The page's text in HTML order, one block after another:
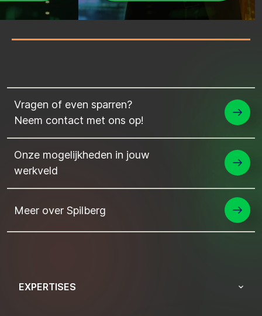
Vragen of even sparren?
Neem contact met ons op!
Onze mogelijkheden in jouw
werkveld
Meer over Spilberg
EXPERTISES